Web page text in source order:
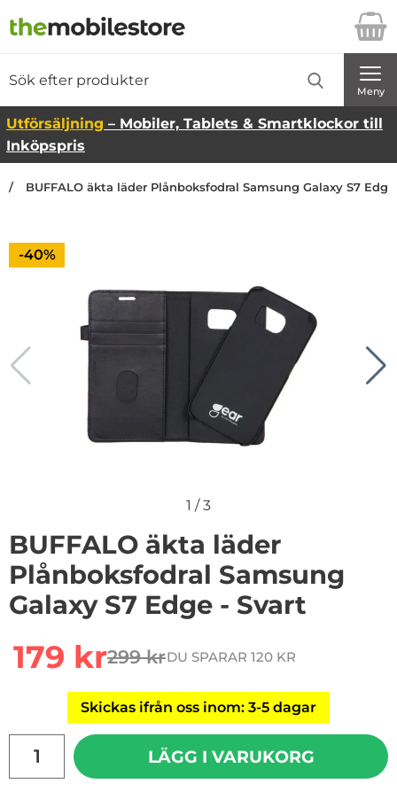
Startsidan för Danira Telecom AB
Meny
Utförsäljning – Mobiler, Tablets & Smartklockor till
Inköpspris
BUFFALO äkta läder Plånboksfodral Samsung Galaxy S7
Priset är nedsatt med
-40%
1 /3
BUFFALO äkta läder
Plånboksfodral Samsung
Galaxy S7 Edge - Svart
rea pris
179 krtidigare pris
299 krDU SPARAR 120 KR
Skickas ifrån oss inom: 3-5 dagar
LÄGG I VARUKORG